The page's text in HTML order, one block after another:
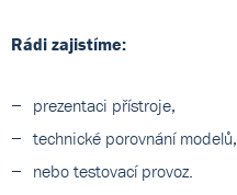
Rádi zajistíme:
prezentaci přístroje,
technické porovnání modelů,
nebo testovací provoz.